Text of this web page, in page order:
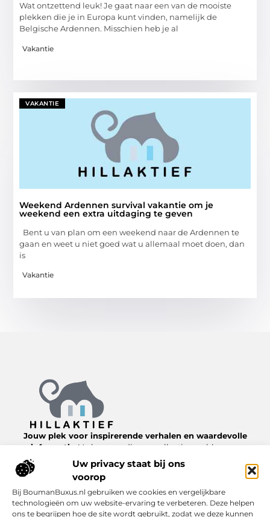
Uw privacy staat bij ons
voorop
Bij BoumanBuxus.nl gebruiken we cookies en vergelijkbare
technologieën om uw website-ervaring te verbeteren. Deze helpen
ons te begrijpen hoe de site wordt gebruikt, zodat we deze kunnen
Wat ontzettend leuk! Je gaat naar een van de mooiste
plekken die je in Europa kunt vinden, namelijk de
Belgische Ardennen. Misschien heb je al
Vakantie
VAKANTIE
Weekend Ardennen survival vakantie om je
weekend een extra uitdaging te geven
Bent u van plan om een weekend naar de Ardennen te
gaan en weet u niet goed wat u allemaal moet doen, dan
is
Vakantie
Jouw plek voor inspirerende verhalen en waardevolle
informatie.
Verken een diverse collectie van blogs en
artikelen over het dagelijks leven, van nuttige tips tot
interessante inzichten, allemaal te vinden op
Bericht categorie